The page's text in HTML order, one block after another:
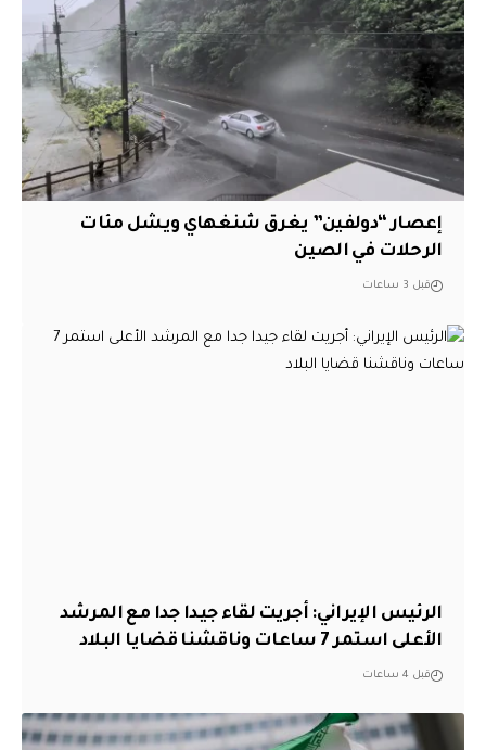
إعصار “دولفين” يغرق شنغهاي ويشل مئات
الرحلات في الصين
قبل 3 ساعات
الرئيس الإيراني: أجريت لقاء جيدا جدا مع المرشد
الأعلى استمر 7 ساعات وناقشنا قضايا البلاد
قبل 4 ساعات